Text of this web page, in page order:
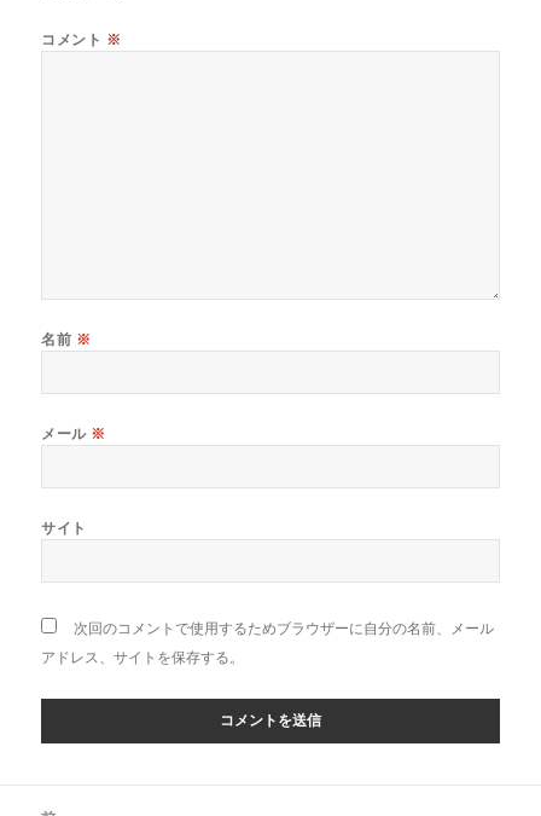
コメント ※
名前 ※
メール ※
サイト
次回のコメントで使用するためブラウザーに自分の名前、メール
アドレス、サイトを保存する。